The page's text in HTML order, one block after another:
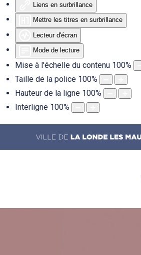
Liens en surbrillance
Mettre les titres en surbrillance
Lecteur d'écran
Mode de lecture
Mise à l'échelle du contenu 100%
Taille de la police 100%
Hauteur de la ligne 100%
Interligne 100%